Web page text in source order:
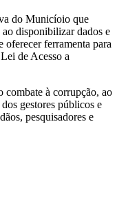
do Municíoio que
disponibilizar dados e
oferecer ferramenta para
de Acesso a
combate à corrupção, ao
gestores públicos e
pesquisadores e